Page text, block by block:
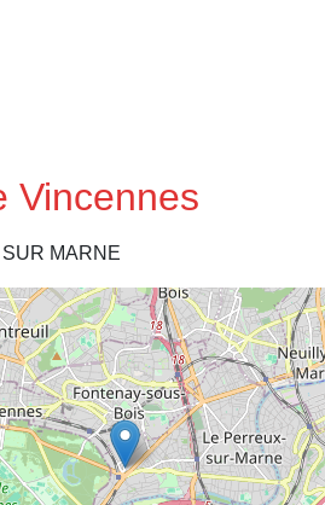
Vincennes
MARNE